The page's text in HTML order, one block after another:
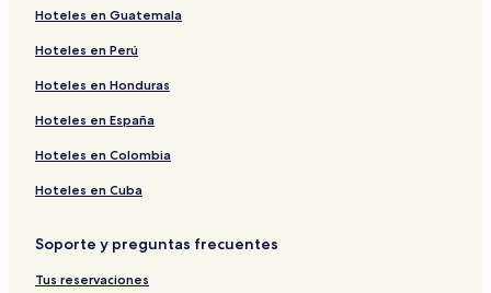
Hoteles en Guatemala
Hoteles en Perú
Hoteles en Honduras
Hoteles en España
Hoteles en Colombia
Hoteles en Cuba
Soporte y preguntas frecuentes
Tus reservaciones